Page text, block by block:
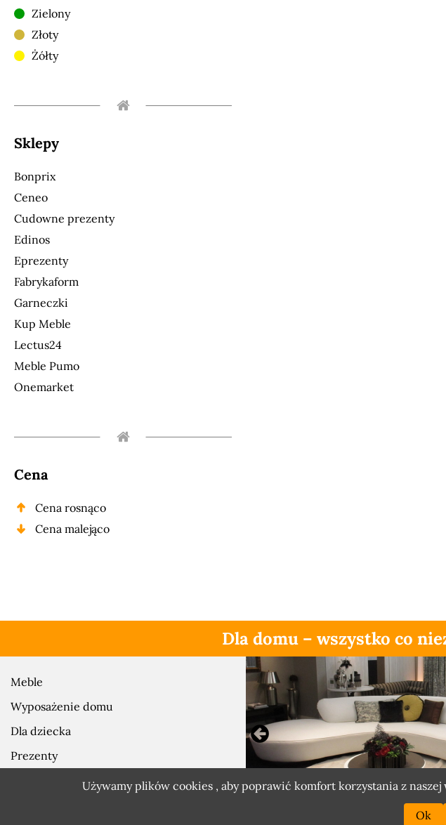
Zielony
Złoty
Żółty
Sklepy
Bonprix
Ceneo
Cudowne prezenty
Edinos
Eprezenty
Fabrykaform
Garneczki
Kup Meble
Lectus24
Meble Pumo
Onemarket
Cena
Cena rosnąco
Cena malejąco
Dla domu – wszystko co
Meble
Wyposażenie domu
Dla dziecka
Prezenty
Zobacz równieżUżywamy plików cookies , aby poprawić komfort korzystania z
Ok